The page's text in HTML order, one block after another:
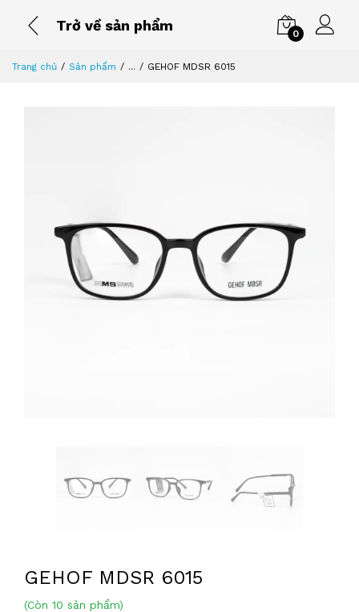
Trở về sản phẩm
0
Trang chủ Sản phẩm ... GEHOF MDSR 6015
GEHOF MDSR 6015
(Còn 10 sản phẩm)